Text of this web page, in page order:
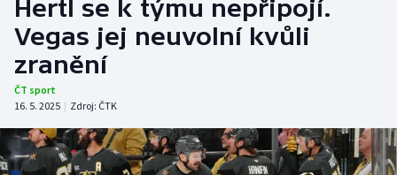
Hokej
Tenis
Atletika
Cyklistika
Hertl se k týmu nepřipojí.
Vegas jej neuvolní kvůli
zranění
ČT sport
16. 5. 2025 | Zdroj: ČTK